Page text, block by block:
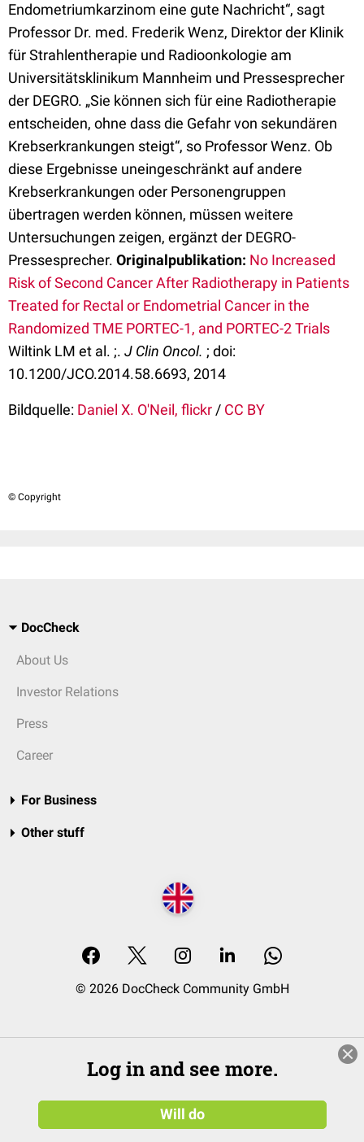
Endometriumkarzinom eine gute Nachricht“, sagt
Professor Dr. med. Frederik Wenz, Direktor der Klinik
für Strahlentherapie und Radioonkologie am
Universitätsklinikum Mannheim und Pressesprecher
der DEGRO. „Sie können sich für eine Radiotherapie
entscheiden, ohne dass die Gefahr von sekundären
Krebserkrankungen steigt“, so Professor Wenz. Ob
diese Ergebnisse uneingeschränkt auf andere
Krebserkrankungen oder Personengruppen
übertragen werden können, müssen weitere
Untersuchungen zeigen, ergänzt der DEGRO-
Pressesprecher. Originalpublikation: No Increased
Risk of Second Cancer After Radiotherapy in Patients
Treated for Rectal or Endometrial Cancer in the
Randomized TME PORTEC-1, and PORTEC-2 Trials
Wiltink LM et al. ;. J Clin Oncol. ; doi:
10.1200/JCO.2014.58.6693, 2014
Bildquelle: Daniel X. O'Neil, flickr / CC BY
© Copyright
DocCheck
About Us
Investor Relations
Press
Career
For Business
Other stuff
© 2026 DocCheck Community GmbH
Log in and see more.
Will do